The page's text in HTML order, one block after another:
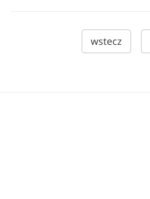
wstecz